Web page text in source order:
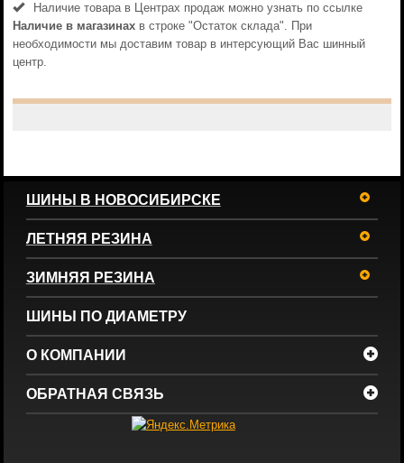
Наличие товара в Центрах продаж можно узнать по ссылке
Наличие в магазинахв строке "Остаток склада". При
необходимости мы доставим товар в интерсующий Вас шинный
центр.
ШИНЫ В НОВОСИБИРСКЕ
ЛЕТНЯЯ РЕЗИНА
ЗИМНЯЯ РЕЗИНА
ШИНЫ ПО ДИАМЕТРУ
О КОМПАНИИ
ОБРАТНАЯ СВЯЗЬ